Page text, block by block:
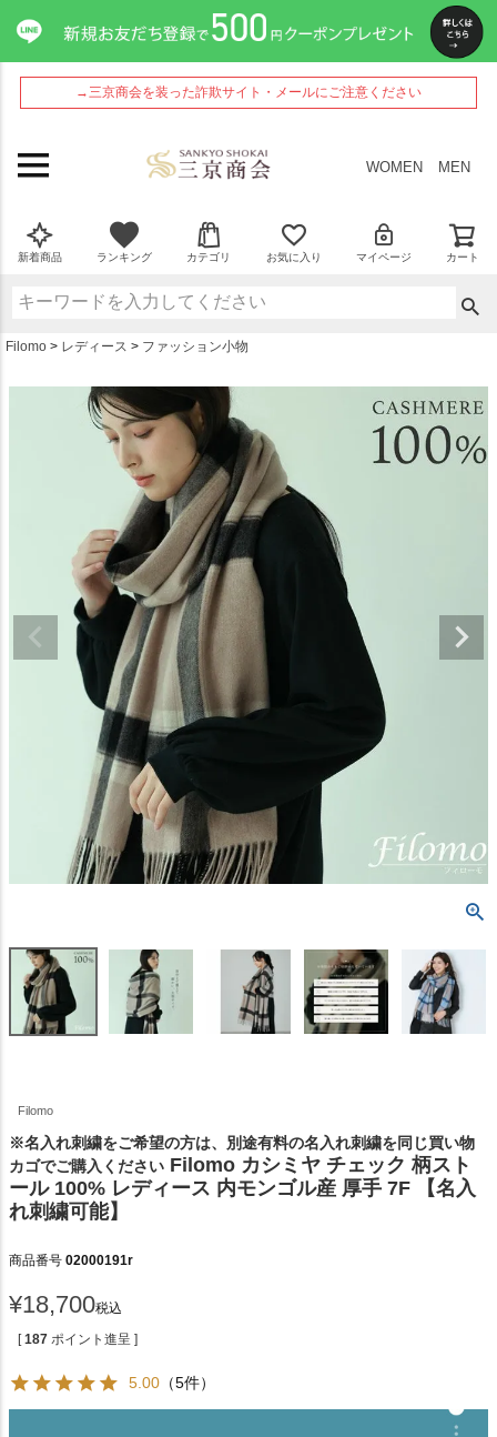
→三京商会を装った詐欺サイト・メールにご注意ください
WOMEN MEN
新着商品 ランキング カテゴリ お気に入り マイページ カート
Filomo レディース ファッション小物
Filomo
※名入れ刺繍をご希望の方は、別途有料の名入れ刺繍を同じ買い物
カゴでご購入ください Filomo カシミヤ チェック 柄スト
ール 100% レディース 内モンゴル産 厚手 7F 【名入
れ刺繍可能】
商品番号 02000191r
¥18,700税込
[ 187 ポイント進呈 ]
5.00 （5件）
ペー
ジト
ップ
へ